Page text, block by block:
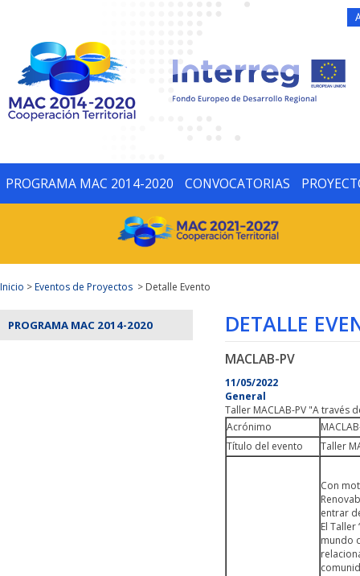
PROGRAMA MAC 2014-2020 CONVOCATORIAS
Inicio >Eventos de Proyectos > Detalle Evento
PROGRAMA MAC 2014-2020 DETALLE
MACLAB-PV
11/05/2022
General
Taller MACLAB-PV "A través
Acrónimo
Título del evento
Taller
Con
entrar
El
mundo